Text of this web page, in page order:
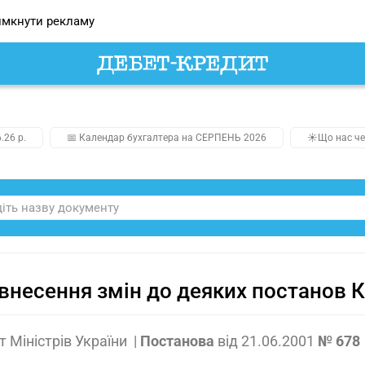
рекламу
р. 📅 Календар бухгалтера на СЕРПЕНЬ 2026 ☀️Що нас
змін до деяких постанов
Міністрів України | Постанова від 21.06.2001 № 678